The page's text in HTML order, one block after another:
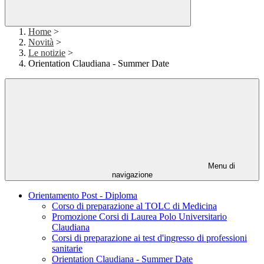
Home >
Novità >
Le notizie >
Orientation Claudiana - Summer Date
Menu di
navigazione
Orientamento Post - Diploma
Corso di preparazione al TOLC di Medicina
Promozione Corsi di Laurea Polo Universitario
Claudiana
Corsi di preparazione ai test d'ingresso di professioni
sanitarie
Orientation Claudiana - Summer Date